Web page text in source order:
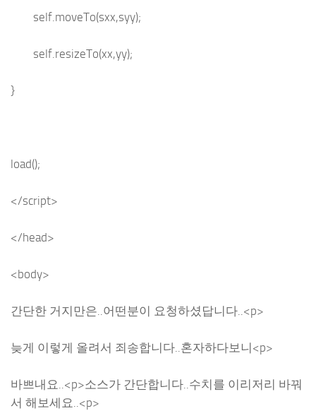
self.moveTo(sxx,syy);
self.resizeTo(xx,yy);
}
load();
</script>
</head>
<body>
간단한 거지만은..어떤분이 요청하셨답니다..<p>
늦게 이렇게 올려서 죄송합니다..혼자하다보니<p>
바쁘내요..<p>소스가 간단합니다..수치를 이리저리 바꿔
서 해보세요..<p>